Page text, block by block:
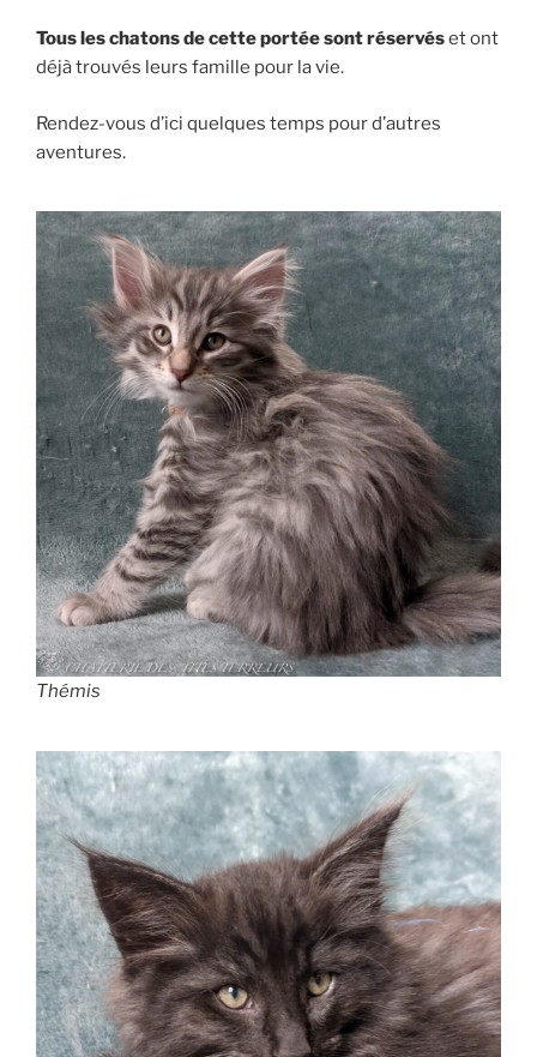
Tous les chatons de cette portée sont réservéset ont
déjà trouvés leurs famille pour la vie.
Rendez-vous d’ici quelques temps pour d’autres
aventures.
Thémis